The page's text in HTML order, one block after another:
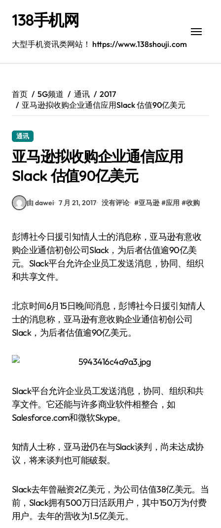
138手机网
大型手机资讯类网站！ https://www.138shouji.com
首页 5G频道 通讯
2017
亚马逊拟收购企业通信应用Slack 估值90亿美元
通讯
亚马逊拟收购企业通信应用
Slack 估值90亿美元
由 dawei 7 月 21, 2017 没有评论 #亚马逊 #应用 #收购
彭博社今日援引知情人士的消息称，亚马逊有意收
购企业通信初创公司Slack，为后者估值逾90亿美
元。Slack平台允许企业员工发送消息，协同、组织
和共享文件。
北京时间6月15日晚间消息，彭博社今日援引知情人
士的消息称，亚马逊有意收购企业通信初创公司
Slack，为后者估值逾90亿美元。
Slack平台允许企业员工发送消息，协同、组织和共
享文件。它还能与许多商业软件相整合，如
Salesforce.com和微软Skype。
知情人士称，亚马逊仍在与Slack谈判，尚未达成协
议，将来谈判也可能破裂。
Slack去年曾融资2亿美元，为公司估值38亿美元。当
前，Slack拥有500万日活跃用户，其中150万为付费
用户。去年的营收为1.5亿美元。